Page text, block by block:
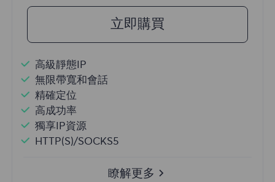
立即購買
高級靜態IP
無限帶寬和會話
精確定位
高成功率
獨享IP資源
HTTP(S)/SOCKS5
瞭解更多